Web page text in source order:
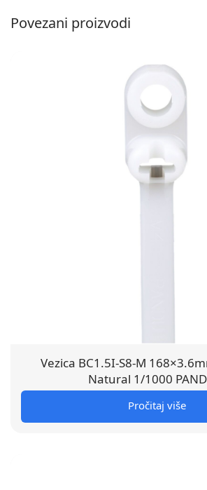
Povezani proizvodi
Vezica BC1.5I-S8-M
Natural 1/1000
Pročitaj više